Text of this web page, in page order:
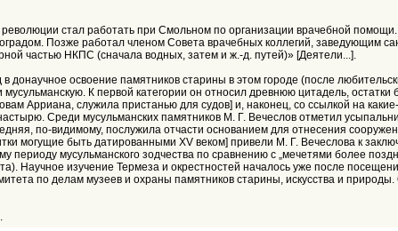
стал работать при Смольном по организации врачебной
Позже работал членом Совета врачебных коллегий, заведующим
частью НКПС (сначала водных, затем и ж.-д. путей)» [Деятели...].
донаучное освоение памятников старины в этом городе (после
К первой категории он относил древнюю цитадель,
Арриана, служила пристанью для судов] и, наконец, со ссылкой на
Среди мусульманских памятников М. Г. Вечеслов отметил
по-видимому, послужила отчасти основанием для отнесения
могущие быть датированными XV веком] привели М. Г. Вечеслова к
периоду мусульманского зодчества по сравнению с „мечетями более
Научное изучение Термеза и окрестностей началось уже после
по делам музеев и охраны памятников старины, искусства и